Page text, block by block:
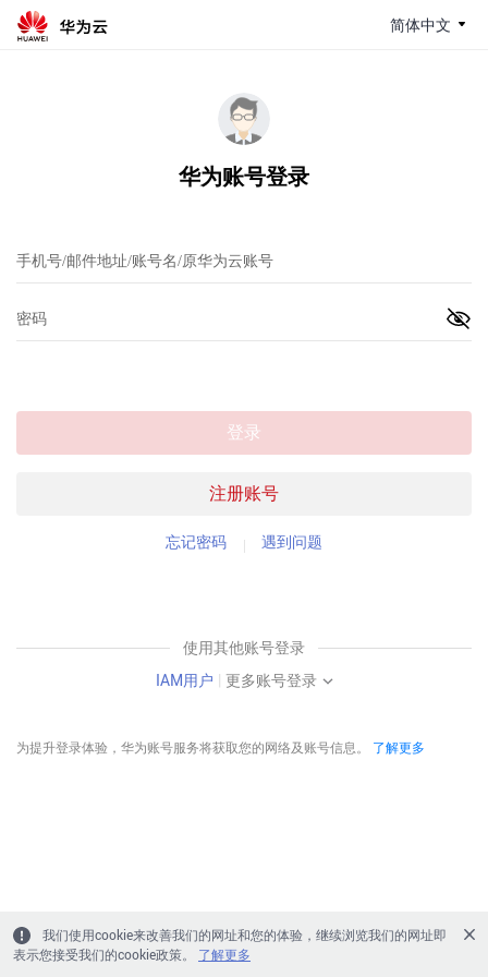
简体中文
华为账号登录
注册账号
登录
忘记密码 遇到问题
使用其他账号登录
IAM用户 | 更多账号登录
为提升登录体验，华为账号服务将获取您的网络及账号信息。 了解更多
我们使用cookie来改善我们的网址和您的体验，继续浏览我们的网址即
表示您接受我们的cookie政策。
了解更多